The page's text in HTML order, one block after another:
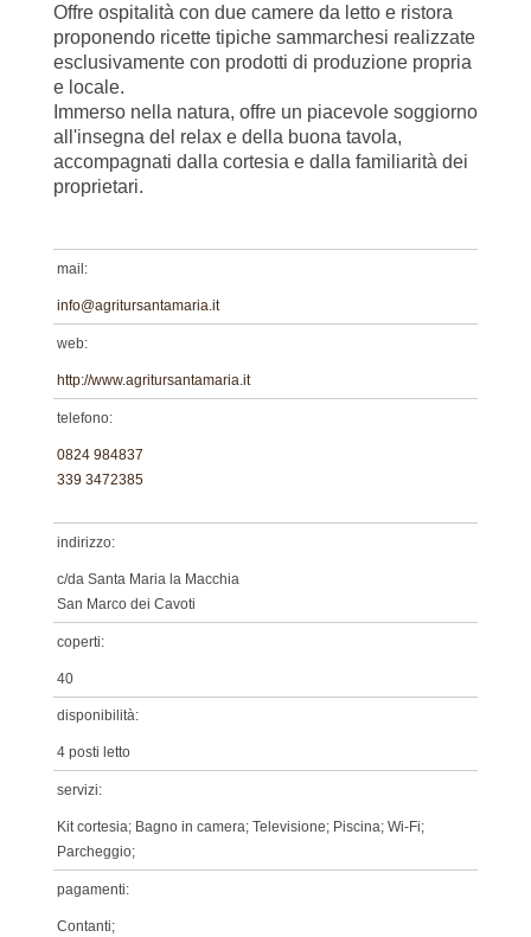
Offre ospitalità con due camere da letto e ristora
proponendo ricette tipiche sammarchesi realizzate
esclusivamente con prodotti di produzione propria
e locale.
Immerso nella natura, offre un piacevole soggiorno
all'insegna del relax e della buona tavola,
accompagnati dalla cortesia e dalla familiarità dei
proprietari.
mail:
info@agritursantamaria.it
web:
http://www.agritursantamaria.it
telefono:
0824 984837
339 3472385
indirizzo:
c/da Santa Maria la Macchia
San Marco dei Cavoti
coperti:
40
disponibilità:
4 posti letto
servizi:
Kit cortesia; Bagno in camera; Televisione; Piscina; Wi-Fi;
Parcheggio;
pagamenti:
Contanti;